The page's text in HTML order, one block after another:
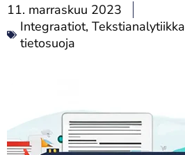
11. marraskuu 2023
Integraatiot, Tekstianalytiikka
tietosuoja